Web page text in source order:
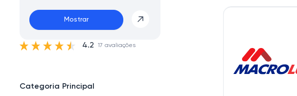
Mostrar
4.2 17 avaliações
Categoria Principal